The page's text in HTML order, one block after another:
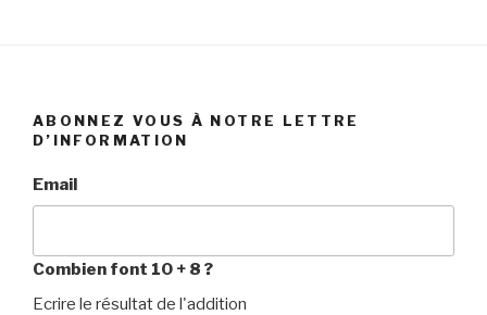
ABONNEZ VOUS À NOTRE LETTRE
D’INFORMATION
Email
Combien font 10 + 8 ?
Ecrire le résultat de l'addition